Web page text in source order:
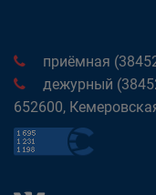
приёмная
дежурный
652600,